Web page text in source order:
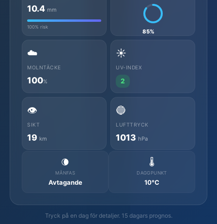
10.4 mm
100% risk
85%
☁️
MOLNTÄCKE
100%
☀️
UV-INDEX
2
👁️
SIKT
19 km
🔵
LUFTTRYCK
1013 hPa
🌘
MÅNFAS
Avtagande
🌡️
DAGGPUNKT
10°C
Tryck på en dag för detaljer. 15 dagars prognos.